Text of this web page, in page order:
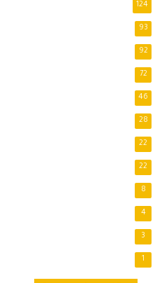
124
93
92
72
46
28
22
22
8
4
3
1